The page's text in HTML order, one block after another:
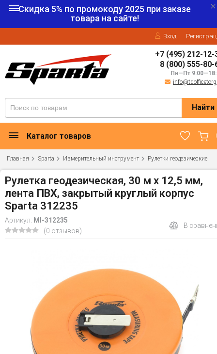
Скидка 5% по промокоду 2025 при заказе
товара на сайте!
Вход
+7 (495) 212-12-
8 (800) 555-80-
Пн—Пт
Найти
Каталог товаров
Главная Sparta Измерительный инструмент Рулетки геодезические
Рулетка геодезическая, 30 м х 12,5 мм,
лента ПВХ, закрытый круглый корпус
Sparta 312235
Артикул: MI-312235
(0 отзывов)
В